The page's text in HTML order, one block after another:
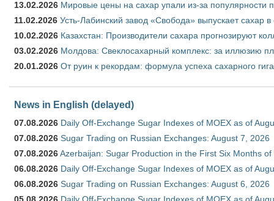
13.02.2026 Мировые цены на сахар упали из-за популярности
11.02.2026 Усть-Лабинский завод «Свобода» выпускает сахар в
10.02.2026 Казахстан: Производители сахара прогнозируют
03.02.2026 Молдова: Свеклосахарный комплекс: за иллюзию
20.01.2026 От руин к рекордам: формула успеха сахарного
News in English (delayed)
07.08.2026 Daily Off-Exchange Sugar Indexes of MOEX as of
07.08.2026 Sugar Trading on Russian Exchanges: August 7, 2026
07.08.2026Azerbaijan: Sugar Production in the First Six Months of
06.08.2026 Daily Off-Exchange Sugar Indexes of MOEX as of
06.08.2026 Sugar Trading on Russian Exchanges: August 6, 2026